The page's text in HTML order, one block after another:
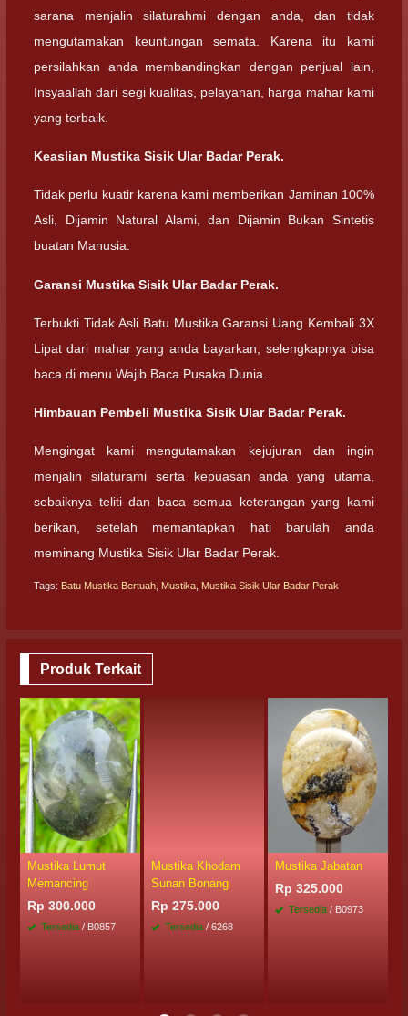
sarana menjalin silaturahmi dengan anda, dan tidak
mengutamakan keuntungan semata. Karena itu kami
persilahkan anda membandingkan dengan penjual lain,
Insyaallah dari segi kualitas, pelayanan, harga mahar kami
yang terbaik.
Keaslian Mustika Sisik Ular Badar Perak.
Tidak perlu kuatir karena kami memberikan Jaminan 100%
Asli, Dijamin Natural Alami, dan Dijamin Bukan Sintetis
buatan Manusia.
Garansi Mustika Sisik Ular Badar Perak.
Terbukti Tidak Asli Batu Mustika Garansi Uang Kembali 3X
Lipat dari mahar yang anda bayarkan, selengkapnya bisa
baca di menu Wajib Baca Pusaka Dunia.
Himbauan Pembeli Mustika Sisik Ular Badar Perak.
Mengingat kami mengutamakan kejujuran dan ingin
menjalin silaturami serta kepuasan anda yang utama,
sebaiknya teliti dan baca semua keterangan yang kami
berikan, setelah memantapkan hati barulah anda
meminang Mustika Sisik Ular Badar Perak.
Tags: Batu Mustika Bertuah Mustika Mustika Sisik Ular Badar Perak
Produk Terkait
Mustika Lumut
Memancing
Rp 300.000
Tersedia / B0857
Mustika Khodam
Sunan Bonang
Rp 275.000
Tersedia / 6268
Mustika Jabatan
Rp 325.000
Tersedia / B0973